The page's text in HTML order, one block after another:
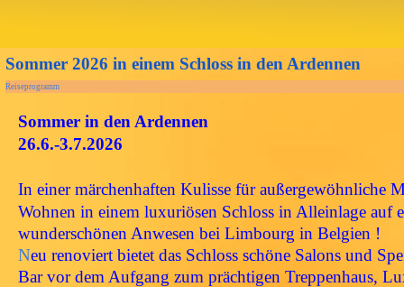
text
Sommer 2026 in einem Schloss in den Ardennen
Reiseprogramm
Sommer in den Ardennen
26.6.-3.7.2026
In einermärchenhaften Kulissefüraußergewöhnliche
Wohnen in einem luxuriösen Schloss in Alleinlage auf
wunderschönen Anwesen bei Limbourg in Belgien !
Neu renoviert bietet das Schloss schöne Salons und
Bar vor dem Aufgang zum prächtigen Treppenhaus,